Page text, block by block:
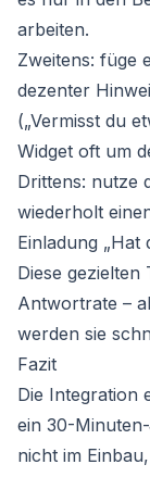
arbeiten.
Zweitens: füge
dezenter
(„Vermisst du
Widget oft um
Drittens: nutze
wiederholt
Einladung
Diese gezielten
Antwortrate –
werden sie
Fazit
Die Integration
ein 30-
nicht im